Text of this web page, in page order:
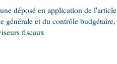
déposé en application de l'article
générale et du contrôle budgétaire,
fiscaux